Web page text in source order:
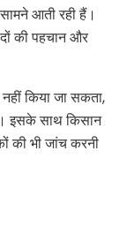
आती रही हैं।
की पहचान और
किया जा सकता,
इसके साथ किसान
की भी जांच करनी